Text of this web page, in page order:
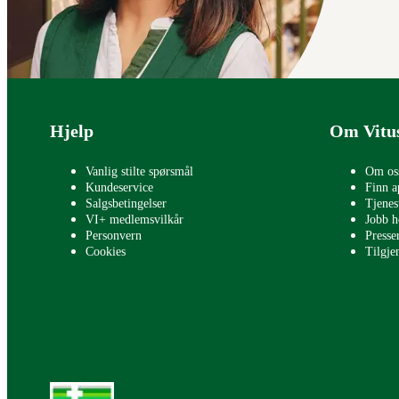
Bunntekst
Hjelp
Vanlig stilte spørsmål
Kundeservice
Salgsbetingelser
VI+ medlemsvilkår
Personvern
Cookies
Om
Om
Finn
Jobb